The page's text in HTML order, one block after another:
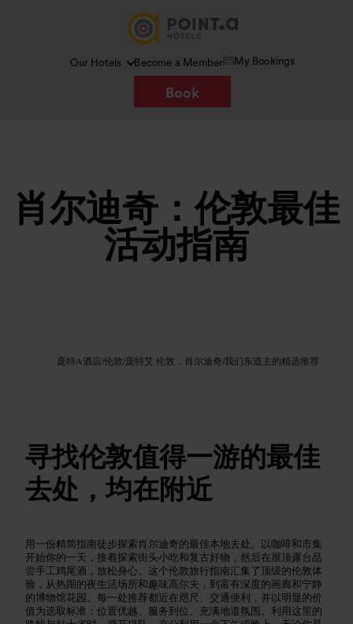
Our Hotels Become a Member My Bookings
Book
肖尔迪奇：伦敦最佳
活动指南
庞特A酒店/伦敦/庞特艾 伦敦，肖尔迪奇/我们东道主的精选推荐
寻找伦敦值得一游的最佳
去处，均在附近
用一份精简指南徒步探索肖尔迪奇的最佳本地去处。以咖啡和市集
开始你的一天，接着探索街头小吃和复古好物，然后在屋顶露台品
尝手工鸡尾酒，放松身心。这个伦敦旅行指南汇集了顶级的伦敦体
验，从热闹的夜生活场所和趣味高尔夫，到富有深度的画廊和宁静
的博物馆花园。每一处推荐都近在咫尺、交通便利，并以明显的价
值为选取标准：位置优越、服务到位、充满地道氛围。利用这里的